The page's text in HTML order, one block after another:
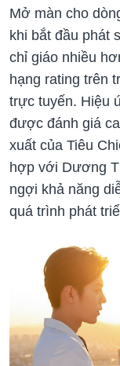
Mở màn cho
khi bắt đầu phát
chỉ giáo nhiều
hạng rating trên
trực tuyến. Hiệu
được đánh giá
xuất của Tiêu
hợp với Dương
ngợi khả năng
quá trình phát